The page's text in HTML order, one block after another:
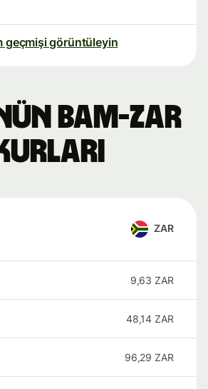
geçmişi görüntüleyin
BAM-ZAR
ZAR
9,63 ZAR
48,14 ZAR
96,29 ZAR